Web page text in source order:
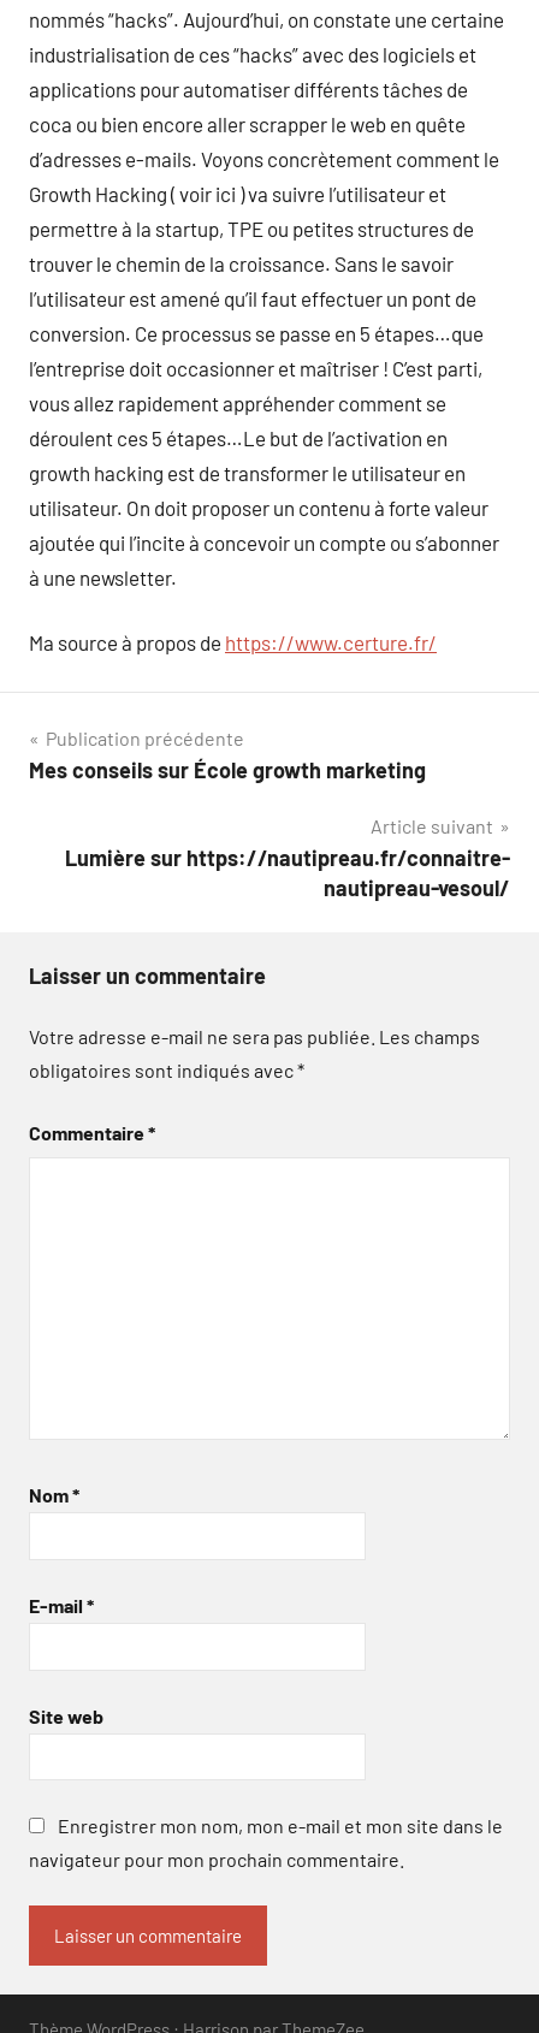
nommés “hacks”. Aujourd’hui, on constate une certaine
industrialisation de ces “hacks” avec des logiciels et
applications pour automatiser différents tâches de
coca ou bien encore aller scrapper le web en quête
d’adresses e-mails. Voyons concrètement comment le
Growth Hacking ( voir ici ) va suivre l’utilisateur et
permettre à la startup, TPE ou petites structures de
trouver le chemin de la croissance. Sans le savoir
l’utilisateur est amené qu’il faut effectuer un pont de
conversion. Ce processus se passe en 5 étapes…que
l’entreprise doit occasionner et maîtriser ! C’est parti,
vous allez rapidement appréhender comment se
déroulent ces 5 étapes…Le but de l’activation en
growth hacking est de transformer le utilisateur en
utilisateur. On doit proposer un contenu à forte valeur
ajoutée qui l’incite à concevoir un compte ou s’abonner
à une newsletter.
Ma source à propos de https://www.certure.fr/
Navigation
de
Publication précédente
Mes conseils sur École growth marketing
Article suivant
Lumière sur https://nautipreau.fr/connaitre-
nautipreau-vesoul/
Laisser un commentaire
Votre adresse e-mail ne sera pas publiée. Les champs
obligatoires sont indiqués avec*
Commentaire*
Nom*
E-mail *
Site web
Enregistrer mon nom, mon e-mail et mon site dans le
navigateur pour mon prochain commentaire.